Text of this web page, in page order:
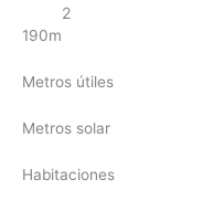
190m
2
Metros útiles
Metros solar
Habitaciones